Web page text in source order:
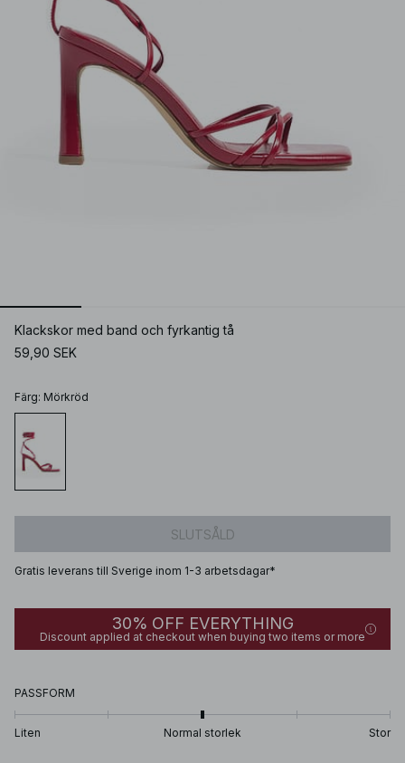
Klackskor med band och fyrkantig tå
59,90 SEK
Färg: Mörkröd
SLUTSÅLD
Gratis leverans till Sverige inom 1-3 arbetsdagar*
30% OFF EVERYTHING
Discount applied at checkout when buying two items or more
PASSFORM
Liten Normal storlek Stor